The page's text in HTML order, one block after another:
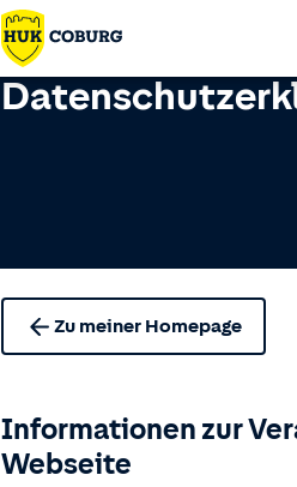
Zu meiner Homepage
Informationen zur
Webseite